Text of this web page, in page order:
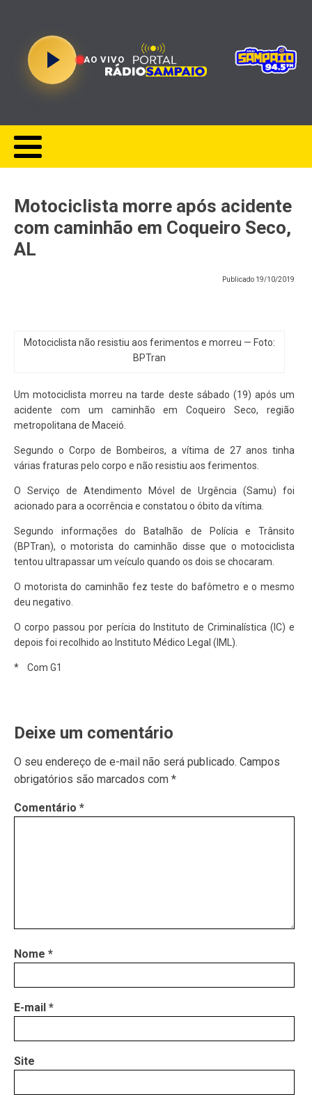
AO VIVO
Motociclista morre após acidente
com caminhão em Coqueiro Seco,
AL
Publicado 19/10/2019
Motociclista não resistiu aos ferimentos e morreu — Foto:
BPTran
Um motociclista morreu na tarde deste sábado (19) após um
acidente com um caminhão em Coqueiro Seco, região
metropolitana de Maceió.
Segundo o Corpo de Bombeiros, a vítima de 27 anos tinha
várias fraturas pelo corpo e não resistiu aos ferimentos.
O Serviço de Atendimento Móvel de Urgência (Samu) foi
acionado para a ocorrência e constatou o óbito da vítima.
Segundo informações do Batalhão de Polícia e Trânsito
(BPTran), o motorista do caminhão disse que o motociclista
tentou ultrapassar um veículo quando os dois se chocaram.
O motorista do caminhão fez teste do bafômetro e o mesmo
deu negativo.
O corpo passou por perícia do Instituto de Criminalística (IC) e
depois foi recolhido ao Instituto Médico Legal (IML).
* Com G1
Deixe um comentário
O seu endereço de e-mail não será publicado. Campos
obrigatórios são marcados com *
Comentário *
Nome *
E-mail *
Site